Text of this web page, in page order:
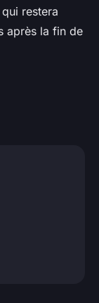
restera
après la fin de